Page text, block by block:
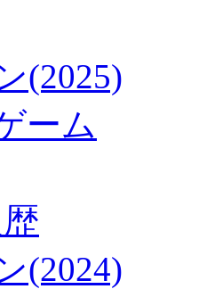
(2025)
ーム
(2024)